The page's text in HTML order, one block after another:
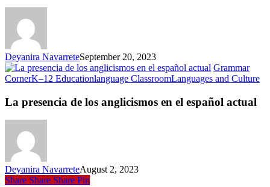
Deyanira NavarreteSeptember 20, 2023
Grammar
CornerK–12 Educationlanguage ClassroomLanguages and CultureLa
La presencia de los anglicismos en el español actual
Deyanira NavarreteAugust 2, 2023
Share Share Share Pin